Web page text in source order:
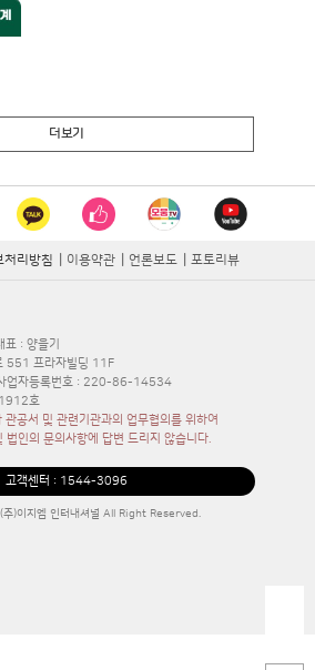
더보기
처리방침 이용약관 언론보도 포토리뷰
: 양을기
551 프라자빌딩 11F
업자등록번호 : 220-86-14534
호
공서 및 관련기관과의 업무협의를 위하여
법인의 문의사항에 답변 드리지 않습니다.
고객센터 : 1544-3096
)이지엠 인터내셔널 All Right Reserved.